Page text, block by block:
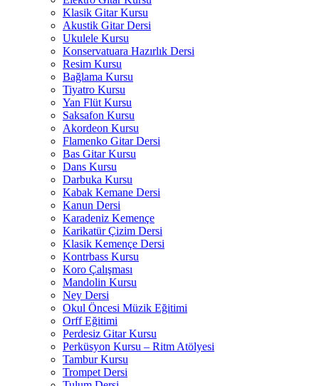
Klasik Gitar Kursu
Akustik Gitar Dersi
Ukulele Kursu
Konservatuara Hazırlık Dersi
Resim Kursu
Bağlama Kursu
Tiyatro Kursu
Yan Flüt Kursu
Saksafon Kursu
Akordeon Kursu
Flamenko Gitar Dersi
Bas Gitar Kursu
Dans Kursu
Darbuka Kursu
Kabak Kemane Dersi
Kanun Dersi
Karadeniz Kemençe
Karikatür Çizim Dersi
Klasik Kemençe Dersi
Kontrbass Kursu
Koro Çalışması
Mandolin Kursu
Ney Dersi
Okul Öncesi Müzik Eğitimi
Orff Eğitimi
Perdesiz Gitar Kursu
Perküsyon Kursu – Ritm Atölyesi
Tambur Kursu
Trompet Dersi